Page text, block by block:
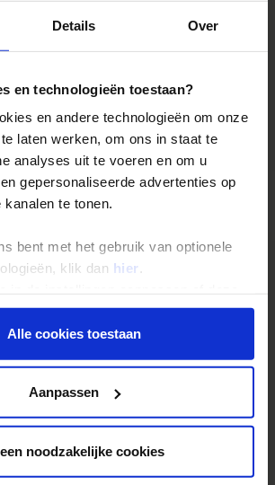
Details Over
en technologieën toestaan?
en andere technologieën om onze
laten werken, om ons in staat te
analyses uit te voeren en om u
gepersonaliseerde advertenties op
te tonen.
bent met het gebruik van optionele
klik dan hier .
op elk gewenst moment voor de
Alle cookies toestaan
Aanpassen
noodzakelijke cookies
op een rij
dat je nog vragen hebt over hoe
Daarom hebben wij voor de
daarop de antwoorden op de meest
aan vragen als:
betaling van mijn reis?
eigen vlucht kiezen. Hoe werkt dat?
ik meenemen?